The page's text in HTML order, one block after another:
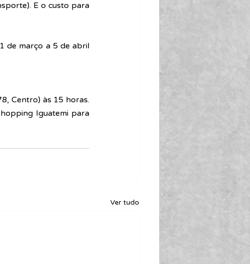
E o custo para
de março a 5 de abril
Centro) às 15 horas.
Iguatemi para
Ver tudo